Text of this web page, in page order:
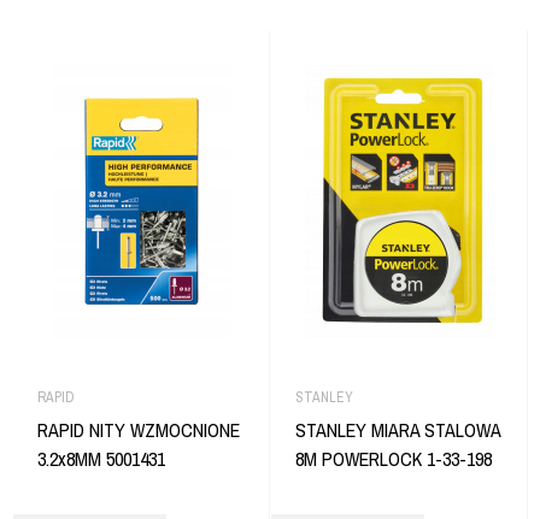
RAPID
RAPID NITY WZMOCNIONE
3.2x8MM 5001431
STANLEY
STANLEY MIARA STALOWA
8M POWERLOCK 1-33-198